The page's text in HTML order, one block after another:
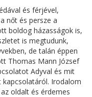
és férjével,
nőt és persze a
boldog házasságok is,
is megtudunk,
de talán éppen
Thomas Mann József
Adyval és mit
kapcsolatáról. Irodalom
oldalt és érdemes